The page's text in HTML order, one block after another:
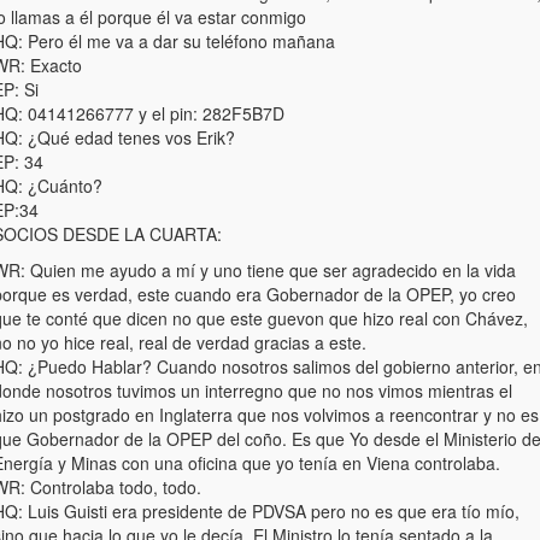
llamas a él porque él va estar conmigo
Pero él me va a dar su teléfono mañana
Exacto
Si
04141266777 y el pin: 282F5B7D
¿Qué edad tenes vos Erik?
34
¿Cuánto?
DESDE LA CUARTA:
Quien me ayudo a mí y uno tiene que ser agradecido en la vida
es verdad, este cuando era Gobernador de la OPEP, yo creo
te conté que dicen no que este guevon que hizo real con Chávez,
no yo hice real, real de verdad gracias a este.
¿Puedo Hablar? Cuando nosotros salimos del gobierno anterior,
nosotros tuvimos un interregno que no nos vimos mientras el
un postgrado en Inglaterra que nos volvimos a reencontrar y no es
Gobernador de la OPEP del coño. Es que Yo desde el Ministerio de
y Minas con una oficina que yo tenía en Viena controlaba.
Controlaba todo, todo.
Luis Guisti era presidente de PDVSA pero no es que era tío mío,
que hacia lo que yo le decía. El Ministro lo tenía sentado a la